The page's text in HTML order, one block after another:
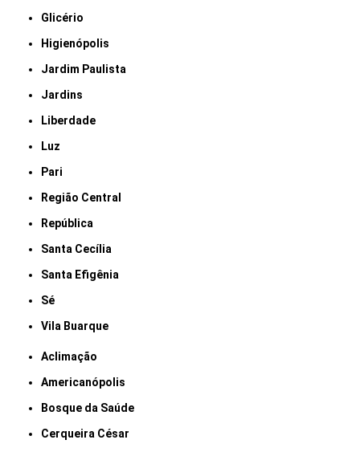
Glicério
Higienópolis
Jardim Paulista
Jardins
Liberdade
Luz
Pari
Região Central
República
Santa Cecília
Santa Efigênia
Sé
Vila Buarque
Aclimação
Americanópolis
Bosque da Saúde
Cerqueira César